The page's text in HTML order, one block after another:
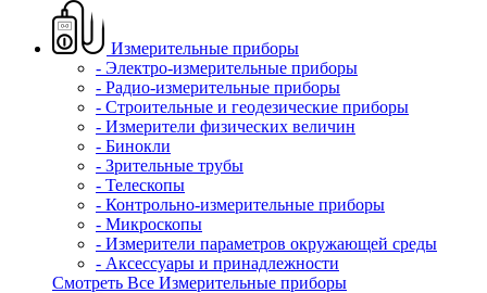
Измерительные приборы
- Электро-измерительные приборы
- Радио-измерительные приборы
- Строительные и геодезические приборы
- Измерители физических величин
- Бинокли
- Зрительные трубы
- Телескопы
- Контрольно-измерительные приборы
- Микроскопы
- Измерители параметров окружающей среды
- Аксессуары и принадлежности
Смотреть Все Измерительные приборы